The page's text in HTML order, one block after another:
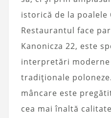
istorică de la poalele
Restaurantul face
Kanonicza 22, este
interpretări
tradiționale
mâncare este
cea mai înaltă